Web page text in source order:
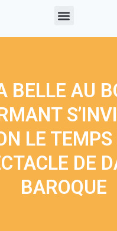
BELLE AU
LE TEMPS
DE
BAROQUE